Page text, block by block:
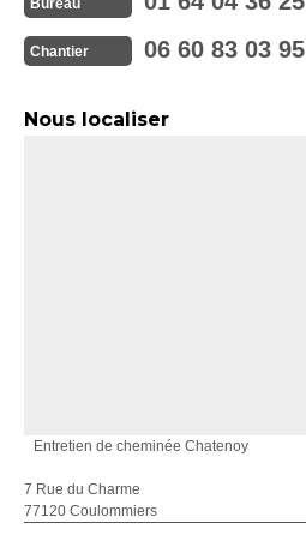
Bureau
Chantier 06 60 83 03 95
Nous localiser
Entretien de cheminée Chatenoy
7 Rue du Charme
77120 Coulommiers